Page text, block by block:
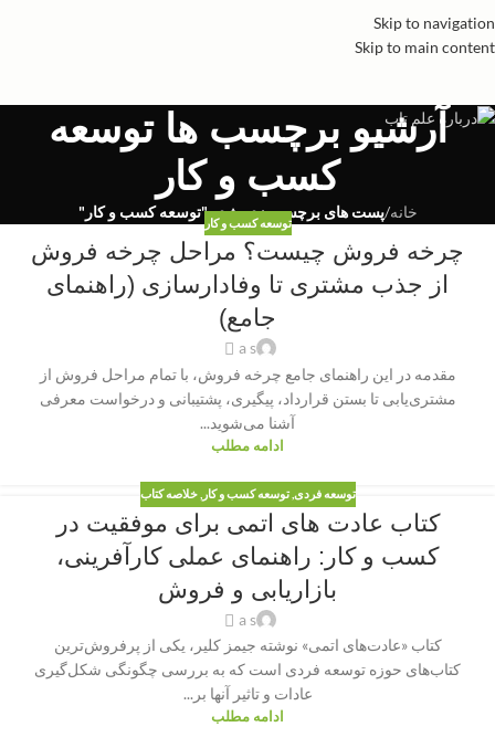
Skip to navigation
Skip to main content
آرشیو برچسب ها توسعه
کسب و کار
خانه/پست های برچسب زده شده "توسعه کسب و کار"
توسعه کسب و کار
چرخه فروش چیست؟ مراحل چرخه فروش
از جذب مشتری تا وفادارسازی (راهنمای
جامع)
a s
مقدمه در این راهنمای جامع چرخه فروش، با تمام مراحل فروش از
مشتری‌یابی تا بستن قرارداد، پیگیری، پشتیبانی و درخواست معرفی
آشنا می‌شوید...
ادامه مطلب
توسعه فردی ,توسعه کسب و کار ,خلاصه کتاب
کتاب عادت های اتمی برای موفقیت در
کسب و کار: راهنمای عملی کارآفرینی،
بازاریابی و فروش
a s
کتاب «عادت‌های اتمی» نوشته جیمز کلیر، یکی از پرفروش‌ترین
کتاب‌های حوزه توسعه فردی است که به بررسی چگونگی شکل‌گیری
عادات و تاثیر آنها بر...
ادامه مطلب